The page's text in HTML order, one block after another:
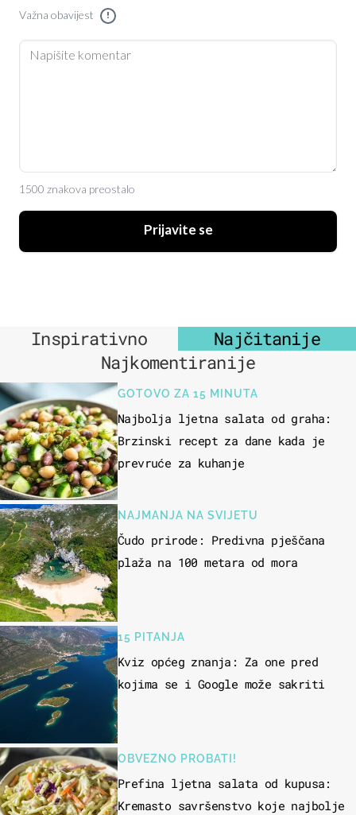
Važna obavijest !
1500 znakova preostalo
Prijavite se
Inspirativno
Najčitanije
Najkomentiranije
GOTOVO ZA 15 MINUTA
Najbolja ljetna salata od graha:
Brzinski recept za dane kada je
prevruće za kuhanje
NAJMANJA NA SVIJETU
Čudo prirode: Predivna pješčana
plaža na 100 metara od mora
15 PITANJA
Kviz općeg znanja: Za one pred
kojima se i Google može sakriti
OBVEZNO PROBATI!
Prefina ljetna salata od kupusa:
Kremasto savršenstvo koje najbolje